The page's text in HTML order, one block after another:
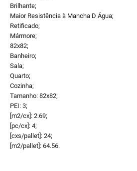
Brilhante;
Maior Resistência à Mancha D Água;
Retificado;
Mármore;
82x82;
Banheiro;
Sala;
Quarto;
Cozinha;
Tamanho: 82x82;
PEI: 3;
[m2/cx]: 2.69;
[pc/cx]: 4;
[cxs/pallet]: 24;
[m2/pallet]: 64.56.